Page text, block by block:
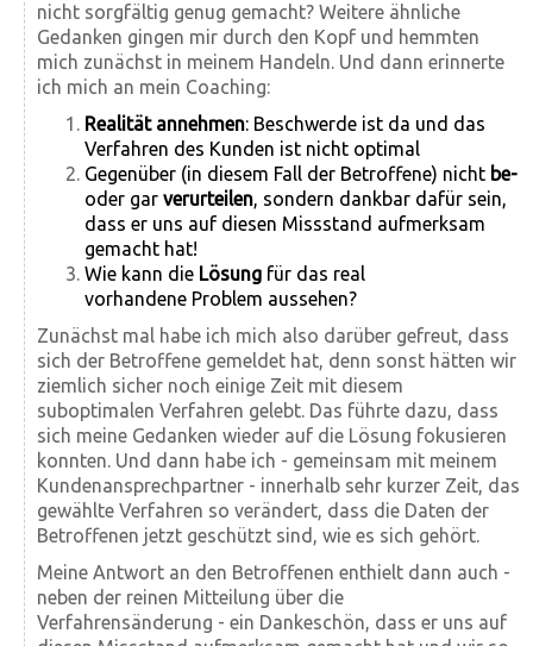
nicht sorgfältig genug gemacht? Weitere ähnliche
Gedanken gingen mir durch den Kopf und hemmten
mich zunächst in meinem Handeln. Und dann erinnerte
ich mich an mein Coaching:
Realität annehmen: Beschwerde ist da und das
Verfahren des Kunden ist nicht optimal
Gegenüber (in diesem Fall der Betroffene) nicht be-
oder gar verurteilen, sondern dankbar dafür sein,
dass er uns auf diesen Missstand aufmerksam
gemacht hat!
Wie kann die Lösung für das real
vorhandene Problem aussehen?
Zunächst mal habe ich mich also darüber gefreut, dass
sich der Betroffene gemeldet hat, denn sonst hätten wir
ziemlich sicher noch einige Zeit mit diesem
suboptimalen Verfahren gelebt. Das führte dazu, dass
sich meine Gedanken wieder auf die Lösung fokusieren
konnten. Und dann habe ich - gemeinsam mit meinem
Kundenansprechpartner - innerhalb sehr kurzer Zeit, das
gewählte Verfahren so verändert, dass die Daten der
Betroffenen jetzt geschützt sind, wie es sich gehört.
Meine Antwort an den Betroffenen enthielt dann auch -
neben der reinen Mitteilung über die
Verfahrensänderung - ein Dankeschön, dass er uns auf